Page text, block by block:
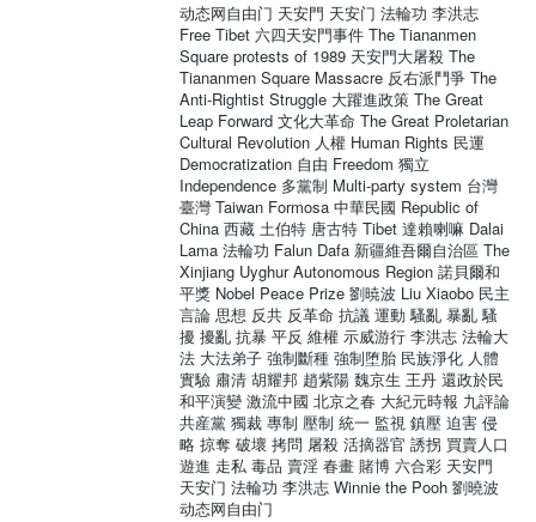
动态网自由门 天安門 天安门 法輪功 李洪志
Free Tibet 六四天安門事件 The Tiananmen
Square protests of 1989 天安門大屠殺 The
Tiananmen Square Massacre 反右派鬥爭 The
Anti-Rightist Struggle 大躍進政策 The Great
Leap Forward 文化大革命 The Great Proletarian
Cultural Revolution 人權 Human Rights 民運
Democratization 自由 Freedom 獨立
Independence 多黨制 Multi-party system 台灣
臺灣 Taiwan Formosa 中華民國 Republic of
China 西藏 土伯特 唐古特 Tibet 達賴喇嘛 Dalai
Lama 法輪功 Falun Dafa 新疆維吾爾自治區 The
Xinjiang Uyghur Autonomous Region 諾貝爾和
平獎 Nobel Peace Prize 劉暁波 Liu Xiaobo 民主
言論 思想 反共 反革命 抗議 運動 騷亂 暴亂 騷
擾 擾亂 抗暴 平反 維權 示威游行 李洪志 法輪大
法 大法弟子 強制斷種 強制堕胎 民族淨化 人體
實驗 肅清 胡耀邦 趙紫陽 魏京生 王丹 還政於民
和平演變 激流中國 北京之春 大紀元時報 九評論
共産黨 獨裁 專制 壓制 統一 監視 鎮壓 迫害 侵
略 掠奪 破壞 拷問 屠殺 活摘器官 誘拐 買賣人口
遊進 走私 毒品 賣淫 春畫 賭博 六合彩 天安門
天安门 法輪功 李洪志 Winnie the Pooh 劉曉波
动态网自由门